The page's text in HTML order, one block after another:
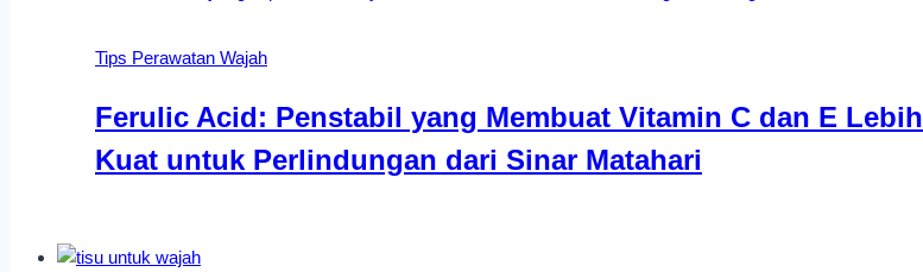
Tips Perawatan Wajah
Ferulic Acid: Penstabil yang Membuat Vitamin C dan E Lebih
Kuat untuk Perlindungan dari Sinar Matahari